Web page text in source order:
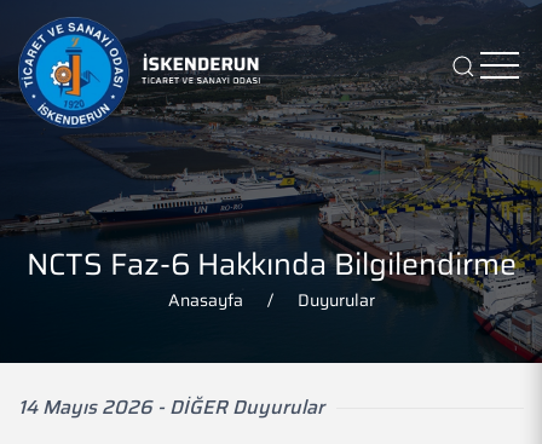
NCTS Faz-6 Hakkında Bilgilendirme
Anasayfa Duyurular
14 Mayıs 2026 - DİĞER Duyurular